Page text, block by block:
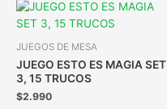
JUEGOS DE MESA
JUEGO ESTO ES MAGIA SET
3, 15 TRUCOS
$2.990